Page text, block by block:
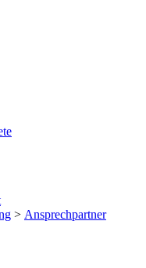
> Ansprechpartner